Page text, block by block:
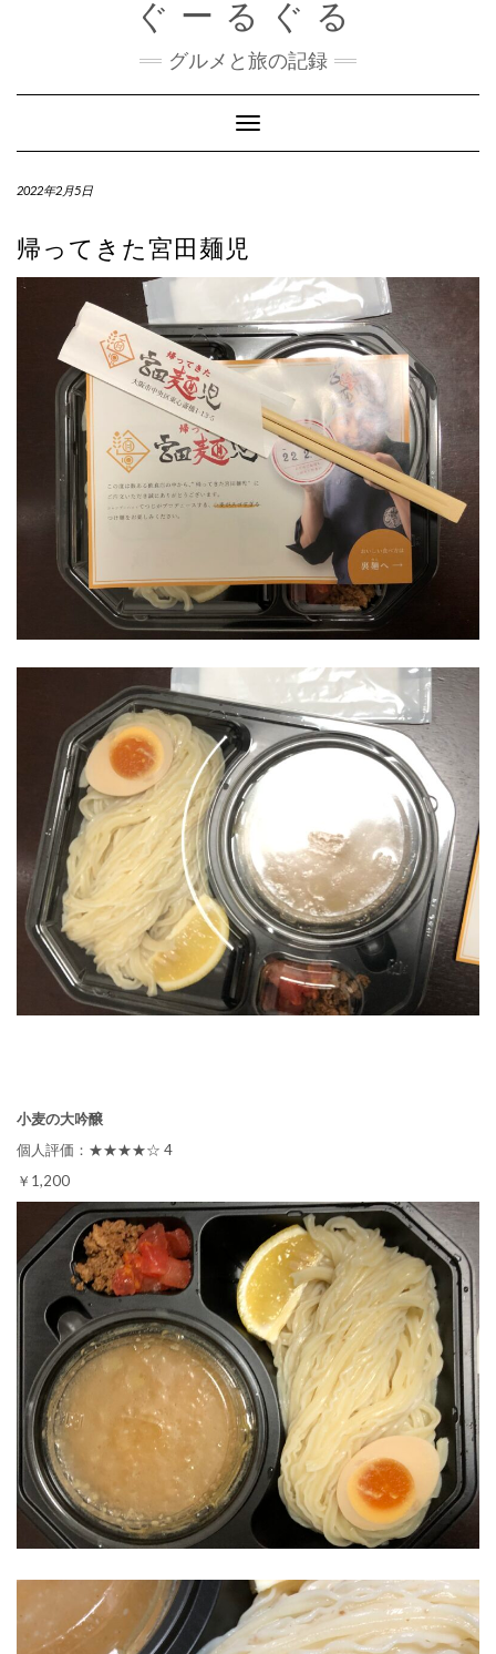
ぐーるぐる
グルメと旅の記録
Toggle
Navigation
2022年2月5日
帰ってきた宮田麺児
小麦の大吟醸
個人評価：★★★★☆ 4
￥1,200